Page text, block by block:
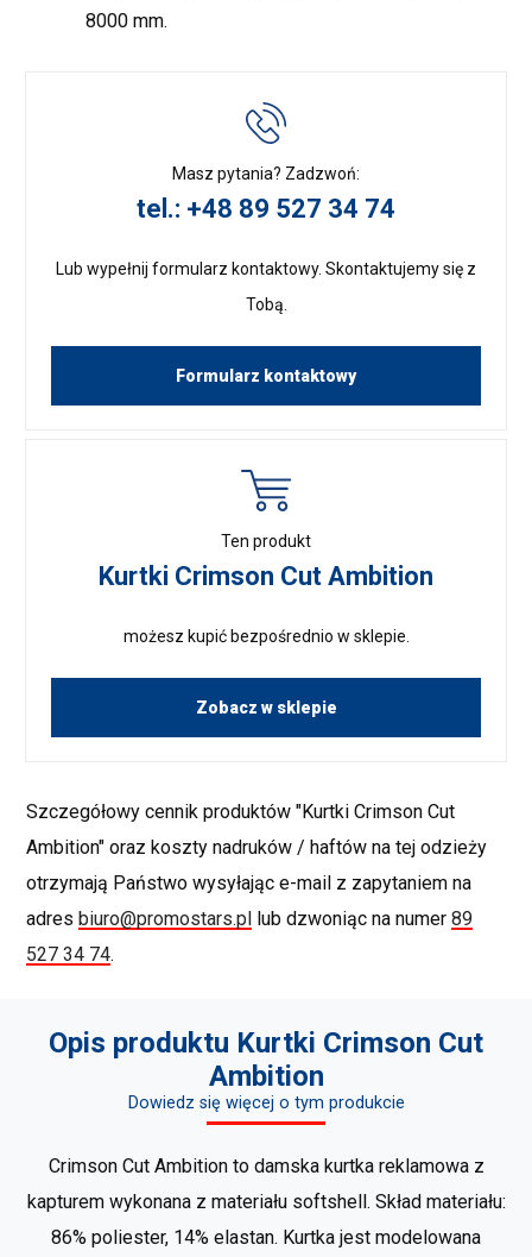
8000 mm.
Masz pytania? Zadzwoń:
tel.: +48 89 527 34 74
Lub wypełnij formularz kontaktowy. Skontaktujemy się z
Tobą.
Formularz kontaktowy
Ten produkt
Kurtki Crimson Cut Ambition
możesz kupić bezpośrednio w sklepie.
Zobacz w sklepie
Szczegółowy cennik produktów "Kurtki Crimson Cut
Ambition" oraz koszty nadruków / haftów na tej odzieży
otrzymają Państwo wysyłając e-mail z zapytaniem na
adresbiuro@promostars.pl lub dzwoniąc na numer89
527 34 74.
Opis produktu Kurtki Crimson Cut
Ambition
Dowiedz się więcej o tym produkcie
Crimson Cut Ambition to damska kurtka reklamowa z
kapturem wykonana z materiału softshell. Skład materiału:
86% poliester, 14% elastan. Kurtka jest modelowana